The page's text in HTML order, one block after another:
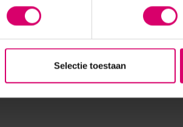
Selectie toestaan